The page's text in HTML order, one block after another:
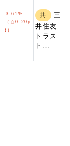
3.61%
（△0.20p
t）
共
三
井住友
トラス
ト…